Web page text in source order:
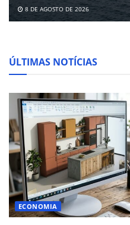
8 DE AGOSTO DE 2026
ÚLTIMAS NOTÍCIAS
ECONOMIA